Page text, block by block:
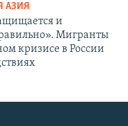
АЗИЯ
и
Мигранты
кризисе в России